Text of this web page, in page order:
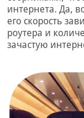
интернета. Да,
его скорость
роутера и
зачастую